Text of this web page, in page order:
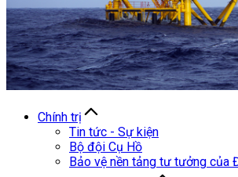
Chính trị
Tin tức - Sự kiện
Bộ đội Cụ Hồ
Bảo vệ nền tảng tư tưởng của